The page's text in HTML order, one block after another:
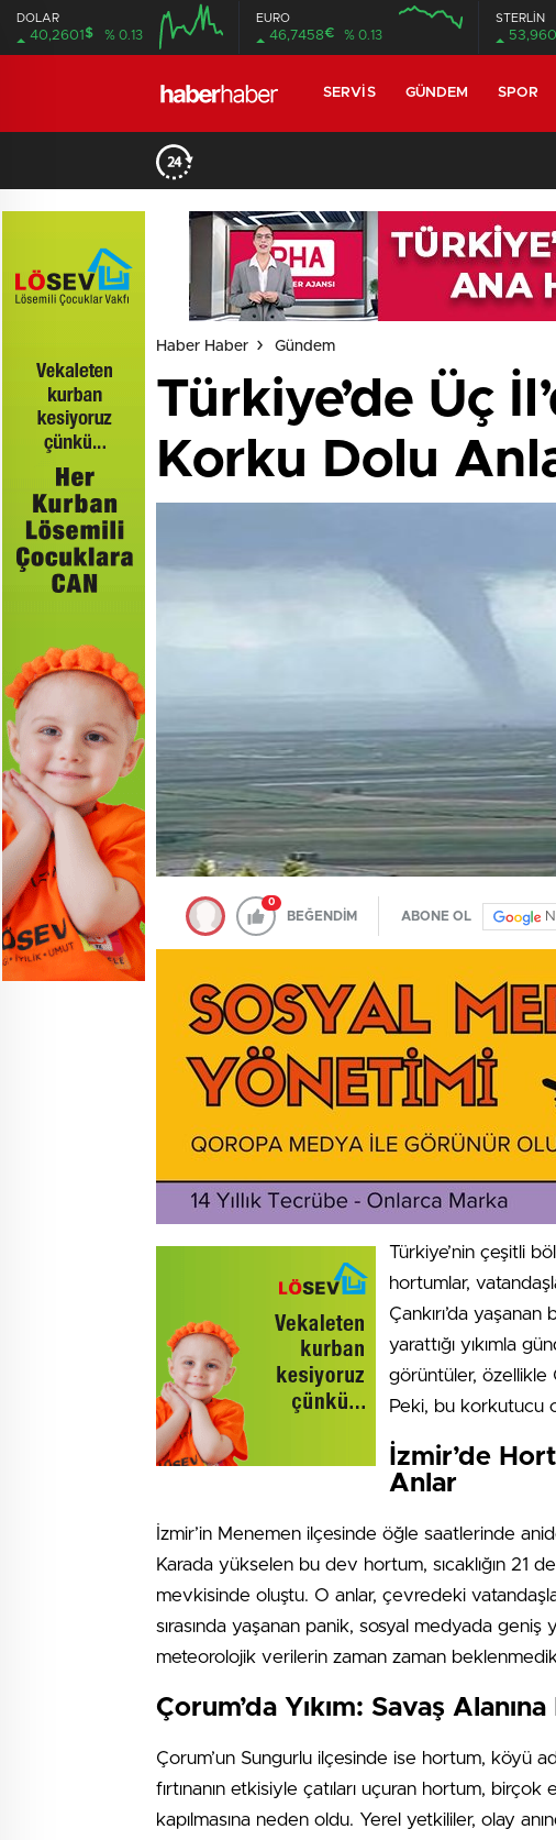
DOLAR
40,2601 $ % 0.13
EURO
46,7458€ % 0.13
STERLİN
SERVIS GÜNDEM SPOR
Haber Haber Gündem
Türkiye’de Üç
Korku Dolu
0
BEĞENDİM ABONE OL
Türkiye’nin çeşitli
hortumlar,
Çankırı’da
yarattığı yıkımla
görüntüler, özellikle
Peki, bu korkutucu
İzmir’de
Anlar
İzmir’in Menemen ilçesinde öğle saatlerinde
Karada yükselen bu dev hortum, sıcaklığın 21
mevkisinde oluştu. O anlar, çevredeki
sırasında yaşanan panik, sosyal medyada geniş
meteorolojik verilerin zaman zaman
Çorum’da Yıkım: Savaş
Çorum’un Sungurlu ilçesinde ise hortum, köyü
fırtınanın etkisiyle çatıları uçuran hortum,
kapılmasına neden oldu. Yerel yetkililer, olay